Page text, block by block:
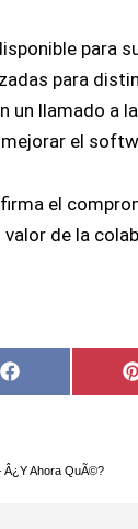
para
para
un llamado a
el
el
de la
Compartir
en
Facebook
Â¿Y Ahora QuÃ©?